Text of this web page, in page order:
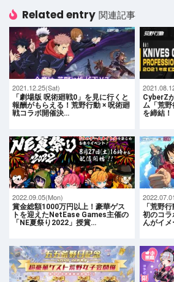
Related entry 関連記事
2021.12.25(Sat)
「劇場版 呪術廻戦0」を見に行くと
報酬がもらえる！荒野行動 × 呪術廻
戦コラボ開催決…
CyberZ
ム「荒
を締結！
2022.09.05(Mon)
賞金総額1000万円以上！豪華ゲス
トを迎えたNetEase Games主催の
「NE夏祭り2022」授賞…
「荒野
初のコラ
んがイ